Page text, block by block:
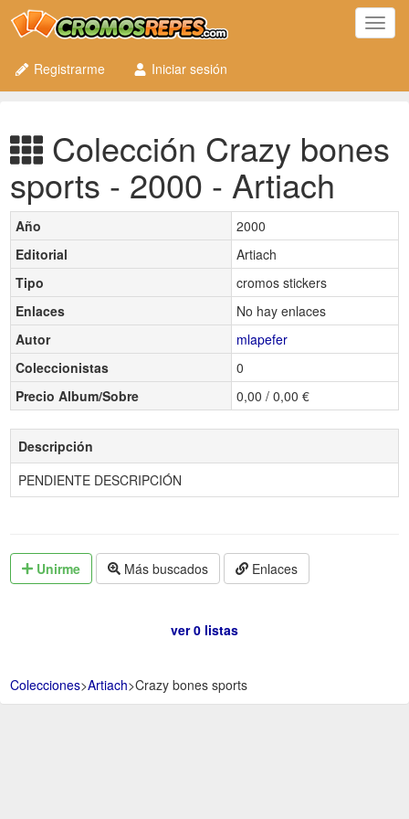
Registrarme
Iniciar sesión
Colección Crazy bones
sports - 2000 - Artiach
Año
2000
Editorial
Artiach
Tipo
cromos stickers
Enlaces
No hay enlaces
Autor
mlapefer
Coleccionistas
0
Precio Album/Sobre
0,00 / 0,00 €
Descripción
PENDIENTE DESCRIPCIÓN
Unirme Más buscados Enlaces
ver 0 listas
Colecciones>Artiach>Crazy bones sports